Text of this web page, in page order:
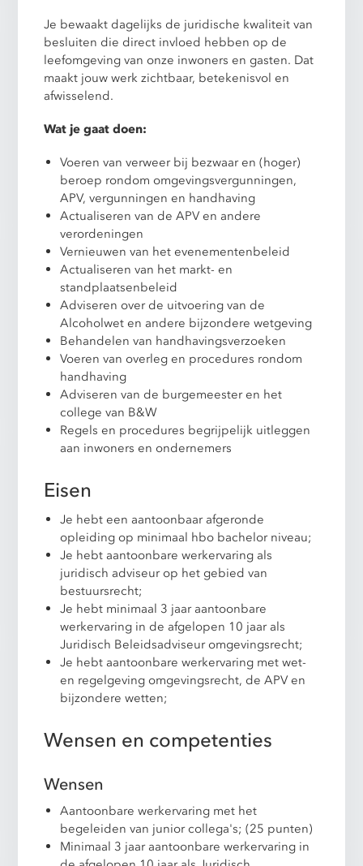
Je bewaakt dagelijks de juridische kwaliteit van
besluiten die direct invloed hebben op de
leefomgeving van onze inwoners en gasten. Dat
maakt jouw werk zichtbaar, betekenisvol en
afwisselend.
Wat je gaat doen:
Voeren van verweer bij bezwaar en (hoger)
beroep rondom omgevingsvergunningen,
APV, vergunningen en handhaving
Actualiseren van de APV en andere
verordeningen
Vernieuwen van het evenementenbeleid
Actualiseren van het markt- en
standplaatsenbeleid
Adviseren over de uitvoering van de
Alcoholwet en andere bijzondere wetgeving
Behandelen van handhavingsverzoeken
Voeren van overleg en procedures rondom
handhaving
Adviseren van de burgemeester en het
college van B&W
Regels en procedures begrijpelijk uitleggen
aan inwoners en ondernemers
Eisen
Je hebt een aantoonbaar afgeronde
opleiding op minimaal hbo bachelor niveau;
Je hebt aantoonbare werkervaring als
juridisch adviseur op het gebied van
bestuursrecht;
Je hebt minimaal 3 jaar aantoonbare
werkervaring in de afgelopen 10 jaar als
Juridisch Beleidsadviseur omgevingsrecht;
Je hebt aantoonbare werkervaring met wet-
en regelgeving omgevingsrecht, de APV en
bijzondere wetten;
Wensen en competenties
Wensen
Aantoonbare werkervaring met het
begeleiden van junior collega's; (25 punten)
Minimaal 3 jaar aantoonbare werkervaring in